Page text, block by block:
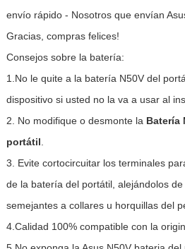
envío rápido - Nosotros que envían
Gracias, compras felices!
Consejos sobre la batería:
1.No le quite a la batería N50V del
dispositivo si usted no la va a usar al
2. No modifique o desmonte la Batería
portátil.
3. Evite cortocircuitar los terminales
de la batería del portátil, alejándolos
semejantes a collares u horquillas del
4.Calidad 100% compatible con la